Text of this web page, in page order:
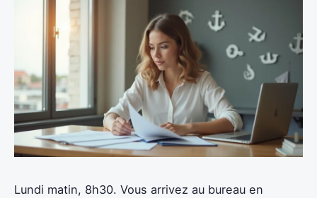
Lundi matin, 8h30. Vous arrivez au bureau en